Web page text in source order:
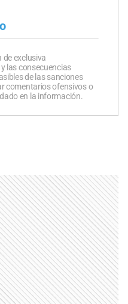
exclusiva
las consecuencias
de las sanciones
comentarios ofensivos o
en la información.